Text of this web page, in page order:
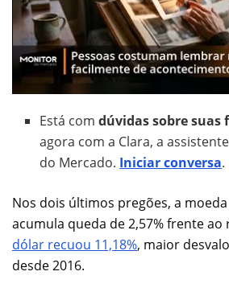
Está comdúvidas sobre suas
agora com a Clara, a
do Mercado. Iniciar conversa.
Nos dois últimos pregões, a
acumula queda de 2,57% frente ao
dólar recuou 11,18%, maior
desde 2016.